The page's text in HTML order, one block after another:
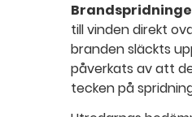
till vinden direkt
branden släckts
påverkats av att
tecken på